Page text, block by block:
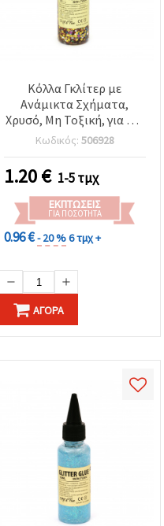
Κόλλα Γκλίτερ με
Ανάμικτα Σχήματα,
Χρυσό, Μη Τοξική, για DIY
Διακόσμηση, 50 ml
Κωδικός: 506928
1.20€ 1-5 τμχ
ΕΚΠΤΏΣΕΙΣ
ΓΙΑ ΠΟΣΌΤΗΤΑ
0.96 €- 20 %6 τμχ +
ΑΓΟΡΆ